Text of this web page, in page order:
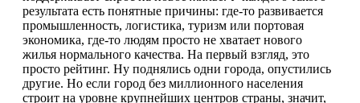
результата есть понятные причины: где-то развивается
промышленность, логистика, туризм или портовая
экономика, где-то людям просто не хватает нового
жилья нормального качества. На первый взгляд, это
просто рейтинг. Ну поднялись одни города, опустились
другие. Но если город без миллионного населения
строит на уровне крупнейших центров страны, значит,